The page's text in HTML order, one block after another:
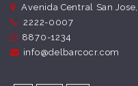
Avenida Central San
2222-0007
8870-1234
info@delbarcocr.com